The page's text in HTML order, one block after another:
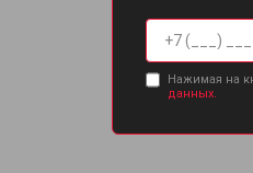
Нажимая на
данных.